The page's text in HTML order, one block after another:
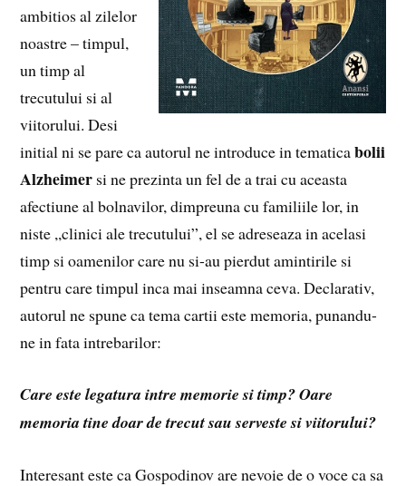
ambitios al zilelor
noastre – timpul,
un timp al
trecutului si al
viitorului. Desi
initial ni se pare ca autorul ne introduce in tematicabolii
Alzheimer si ne prezinta un fel de a trai cu aceasta
afectiune al bolnavilor, dimpreuna cu familiile lor, in
niste ,,clinici ale trecutului”, el se adreseaza in acelasi
timp si oamenilor care nu si-au pierdut amintirile si
pentru care timpul inca mai inseamna ceva. Declarativ,
autorul ne spune ca tema cartii este memoria, punandu-
ne in fata intrebarilor:
Care este legatura intre memorie si timp?Oare
memoria tine doar de trecut sau serveste si viitorului?
Interesant este ca Gospodinov are nevoie de o voce ca sa